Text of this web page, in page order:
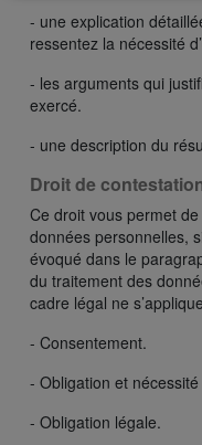
- une explication
ressentez la nécessité
- les arguments qui
exercé.
- une description du
Droit de
Ce droit vous permet
données personnelles,
évoqué dans le
du traitement des
cadre légal ne
- Consentement.
- Obligation et
- Obligation légale.